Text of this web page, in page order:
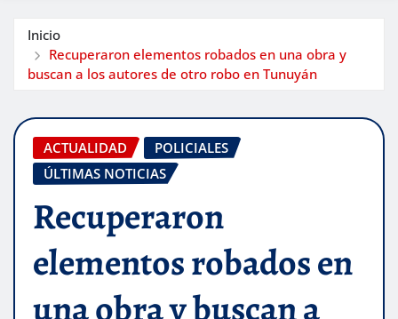
Inicio
Recuperaron elementos robados en una obra y
buscan a los autores de otro robo en Tunuyán
ACTUALIDAD
POLICIALES
ÚLTIMAS NOTICIAS
Recuperaron
elementos robados en
una obra y buscan a